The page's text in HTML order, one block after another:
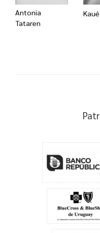
Antonia
Tataren